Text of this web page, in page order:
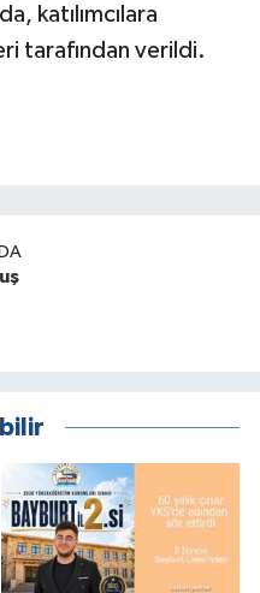
katılımcılara
tarafından verildi.